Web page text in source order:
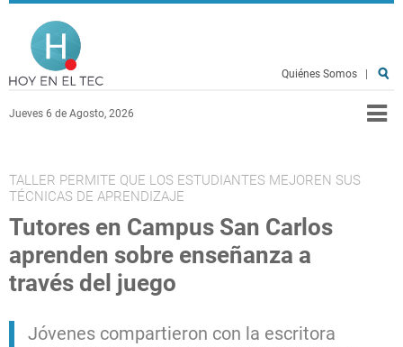
Pasar al contenido principal
Jueves 6 de Agosto, 2026
Quiénes Somos
TALLER PERMITE QUE LOS ESTUDIANTES MEJOREN SUS
TÉCNICAS DE APRENDIZAJE
Tutores en Campus San Carlos
aprenden sobre enseñanza a
través del juego
Jóvenes compartieron con la escritora